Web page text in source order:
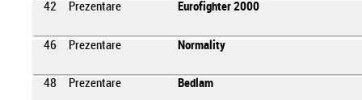
42 Prezentare Eurofighter 2000
46 Prezentare Normality
48 Prezentare Bedlam